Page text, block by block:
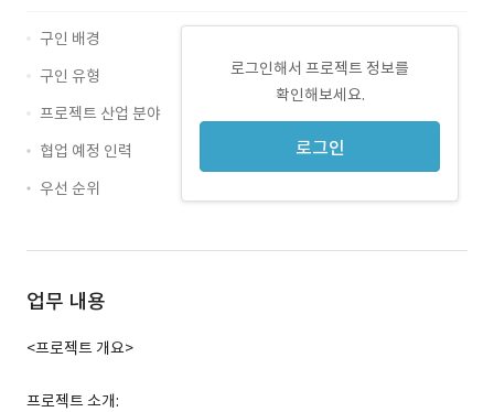
로그인해서 프로젝트 정보를
확인해보세요.
로그인
구인 배경
구인 유형
프로젝트 산업 분야
협업 예정 인력
우선 순위
업무 내용
<프로젝트 개요>
프로젝트 소개: